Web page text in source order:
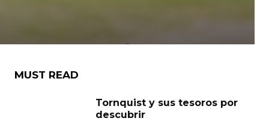
MUST READ
Tornquist y sus tesoros por
descubrir